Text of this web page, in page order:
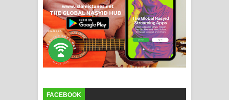
FACEBOOK